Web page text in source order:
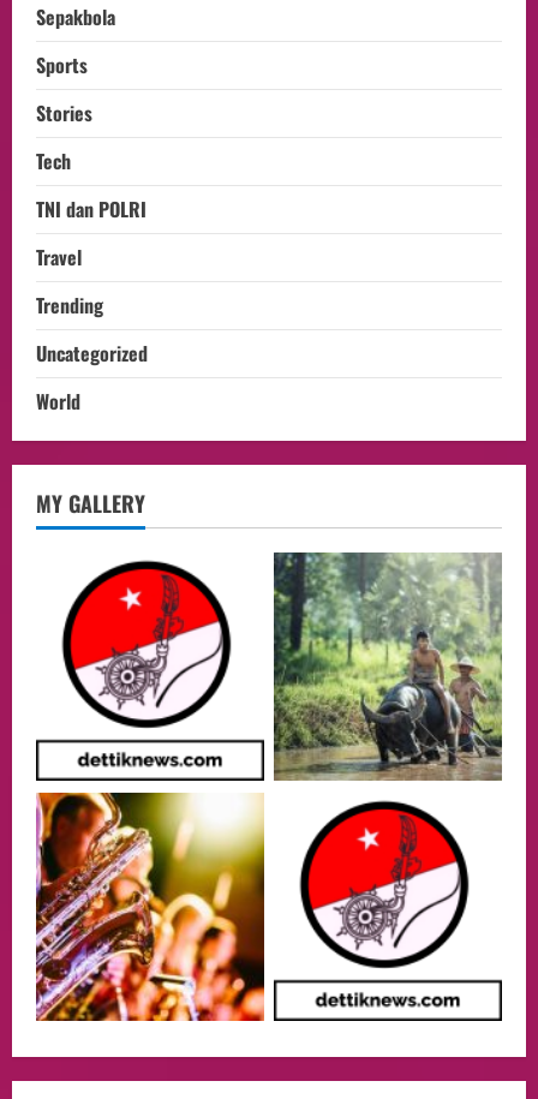
Sepakbola
Sports
Stories
Tech
TNI dan POLRI
Travel
Trending
Uncategorized
World
MY GALLERY
lembaga investor, Berorientasi Untuk
Meningkatkan SDM
05/08/2026
3
Health
Aliyuddin: Anak Indonesia di Luar Negeri
Harus Berprestasi, Berkarakter, dan
Menjaga Nama Baik Bangsa
05/08/2026
4
Putusan Diundur Lagi, Pernyataan
Hakim pada Sidang Sebelumnya Jadi
Sorotan
05/08/2026
5
Politik
Presiden Prabowo dan PM Thailand
Sepakat Perkuat Stabilitas ketahan
Kedua Negara.